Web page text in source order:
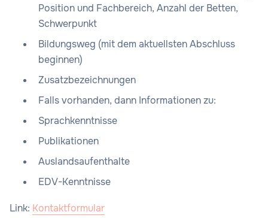
Position und Fachbereich, Anzahl der Betten,
Schwerpunkt
Bildungsweg (mit dem aktuellsten Abschluss
beginnen)
Zusatzbezeichnungen
Falls vorhanden, dann Informationen zu:
Sprachkenntnisse
Publikationen
Auslandsaufenthalte
EDV-Kenntnisse
Link: Kontaktformular